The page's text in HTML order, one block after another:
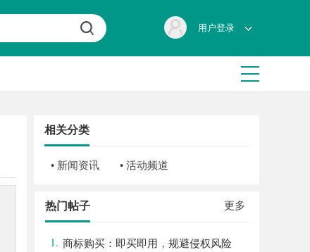
用户登录
相关分类
• 新闻资讯 • 活动频道
更多
热门帖子
1. 商标购买：即买即用，规避侵权风险